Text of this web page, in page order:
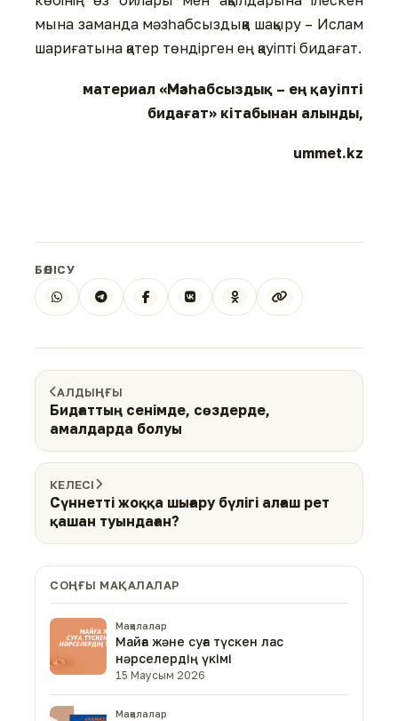
мына заманда мәзһабсыздыққа шақыру – Ислам
шариғатына қатер төндірген ең қауіпті бидағат.
материал «Мәзһабсыздық – ең қауіпті
бидағат» кітабынан алынды,
ummet.kz
БӨЛІСУ
АЛДЫҢҒЫ
Бидғаттың сенімде, сөздерде,
амалдарда болуы
КЕЛЕСІ
Сүннетті жоққа шығару бүлігі алғаш рет
қашан туындаған?
СОҢҒЫ МАҚАЛАЛАР
Мақалалар
Майға және суға түскен лас
нәрселердің үкімі
15 Маусым 2026
Мақалалар